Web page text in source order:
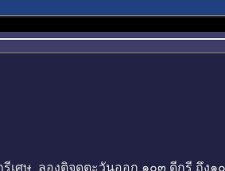
ษ ลองติจูดตะวันออก ๑๐๓ ดีกรี ถึง๑